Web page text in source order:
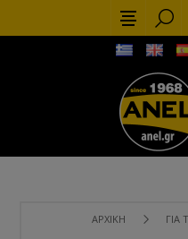
ΑΡΧΙΚΉ ΓΙΑ